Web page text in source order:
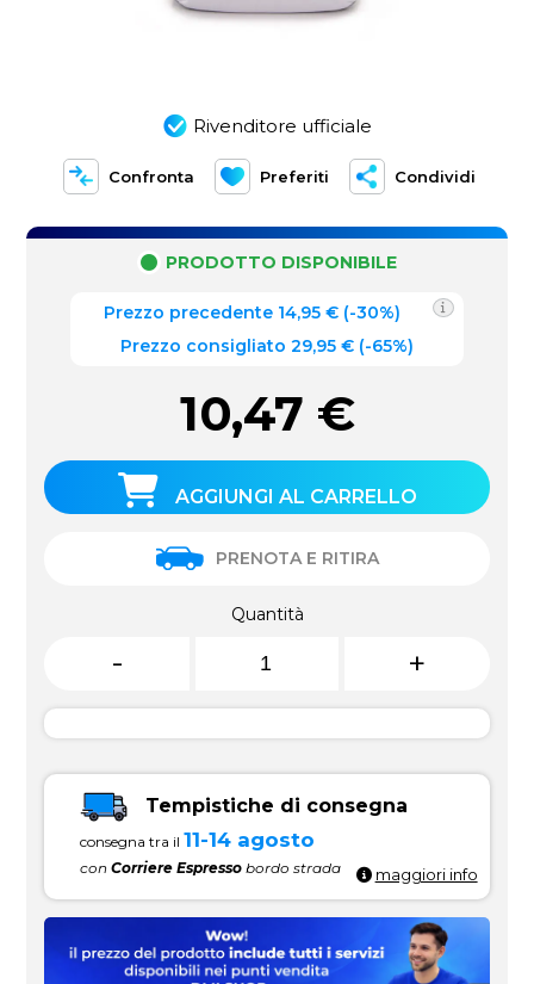
Rivenditore ufficiale
Confronta Preferiti Condividi
PRODOTTO DISPONIBILE
Prezzo precedente 14,95 € (-30%)
Prezzo consigliato 29,95 € (-65%)
10,47 €
AGGIUNGI AL CARRELLO
PRENOTA E RITIRA
Quantità
- +
Tempistiche di consegna
consegna tra il 11-14 agosto
conCorriere Espresso bordo strada maggiori info